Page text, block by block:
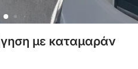
με καταμαράν